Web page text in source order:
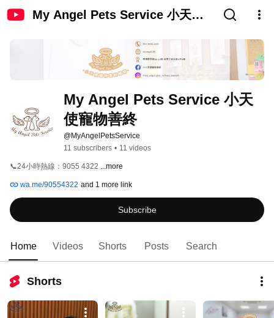
My Angel Pets Service 小天使
My Angel Pets Service 小天
使寵物善終
@MyAngelPetsService
11 subscribers • 11 videos
📞24小時熱線：9055 4322 ...more
wa.me/90554322 and 1 more link
Subscribe
Home Videos Shorts Posts Search
Shorts